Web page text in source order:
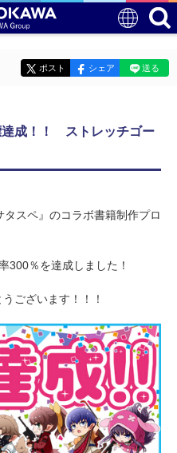
ポスト シェア 送る
達成！！ ストレッチゴー
スペ』のコラボ書籍制作プロ
300％を達成しました！
ございます！！！